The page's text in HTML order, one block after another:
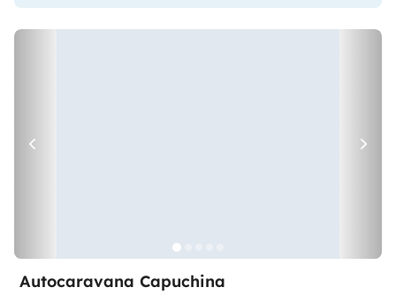
Autocaravana Capuchina